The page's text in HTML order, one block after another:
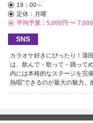
19：00～
定休：月曜
平均予算：5,000円 〜
SNS
カラオケ好きにぴったり！蒲
は、飲んで・歌って・踊って
内には本格的なステージを完
熱唱”できるのが最大の魅力。